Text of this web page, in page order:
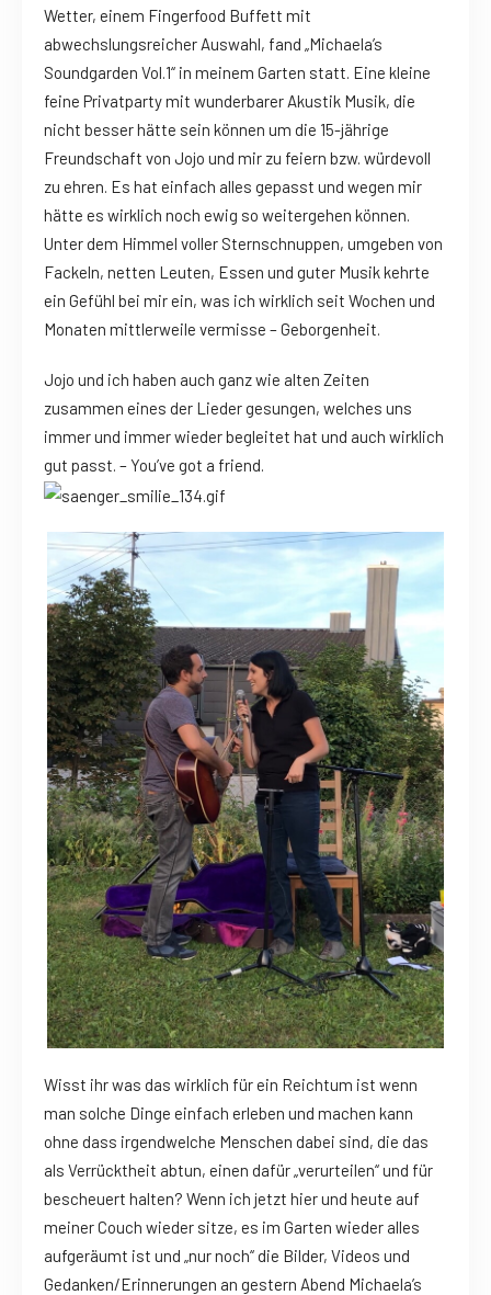
Wetter, einem Fingerfood Buffett mit
abwechslungsreicher Auswahl, fand „Michaela’s
Soundgarden Vol.1“ in meinem Garten statt. Eine kleine
feine Privatparty mit wunderbarer Akustik Musik, die
nicht besser hätte sein können um die 15-jährige
Freundschaft von Jojo und mir zu feiern bzw. würdevoll
zu ehren. Es hat einfach alles gepasst und wegen mir
hätte es wirklich noch ewig so weitergehen können.
Unter dem Himmel voller Sternschnuppen, umgeben von
Fackeln, netten Leuten, Essen und guter Musik kehrte
ein Gefühl bei mir ein, was ich wirklich seit Wochen und
Monaten mittlerweile vermisse – Geborgenheit.
Jojo und ich haben auch ganz wie alten Zeiten
zusammen eines der Lieder gesungen, welches uns
immer und immer wieder begleitet hat und auch wirklich
gut passt. – You’ve got a friend.
Wisst ihr was das wirklich für ein Reichtum ist wenn
man solche Dinge einfach erleben und machen kann
ohne dass irgendwelche Menschen dabei sind, die das
als Verrücktheit abtun, einen dafür „verurteilen“ und für
bescheuert halten? Wenn ich jetzt hier und heute auf
meiner Couch wieder sitze, es im Garten wieder alles
aufgeräumt ist und „nur noch“ die Bilder, Videos und
Gedanken/Erinnerungen an gestern Abend Michaela’s